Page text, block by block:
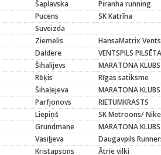
Šaplavska
Piranha running
Pucens
SK Katrīna
Suveizda
Ziemelis
HansaMatrix
Daldere
VENTSPILS
Šihalijevs
MARATONA KLUBS
Rēķis
Rīgas satiksme
Šihaļejeva
MARATONA KLUBS
Parfjonovs
RIETUMKRASTS
Liepiņš
SK Metroons/ Nike
Grundmane
MARATONA KLUBS
Vasiļjeva
Daugavpils
Kristapsons
Ātrie vilki